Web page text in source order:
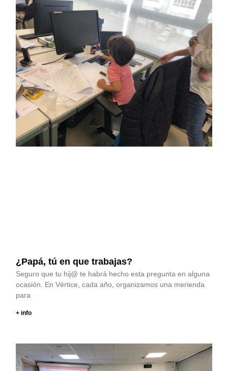
¿Papá, tú en que trabajas?
Seguro que tu hij@ te habrá hecho esta pregunta en alguna
ocasión. En Vértice, cada año, organizamos una merienda
para
+ info